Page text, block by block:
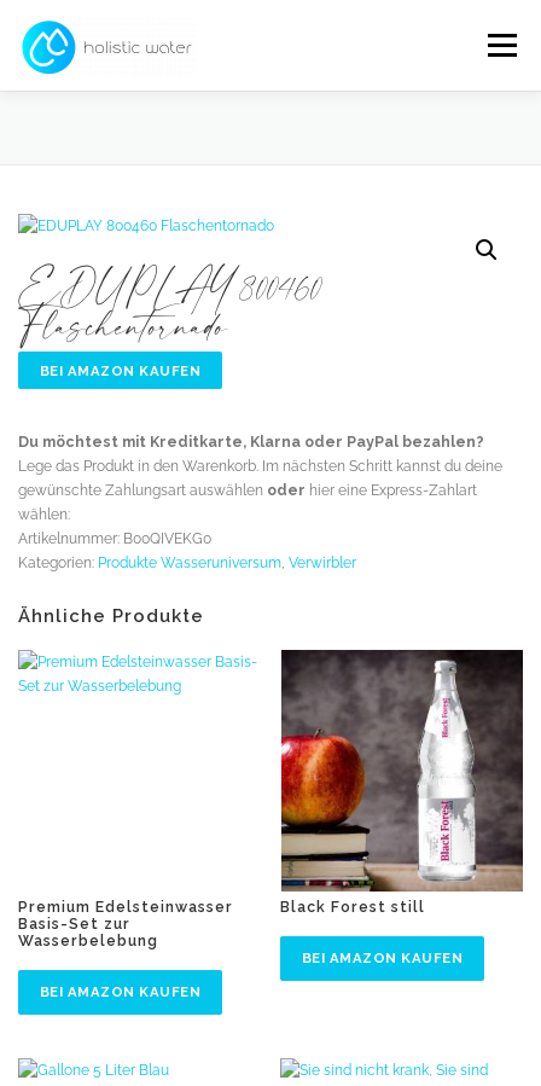
Inhalt
springen
Menü
EDUPLAY 800460
Flaschentornado
BEI AMAZON KAUFEN
Du möchtest mit Kreditkarte, Klarna oder PayPal bezahlen?
Lege das Produkt in den Warenkorb. Im nächsten Schritt kannst du deine
gewünschte Zahlungsart auswählen oder hier eine Express-Zahlart
wählen:
Artikelnummer: B00QIVEKG0
Kategorien: Produkte Wasseruniversum, Verwirbler
Ähnliche Produkte
Premium Edelsteinwasser
Basis-Set zur
Wasserbelebung
BEI AMAZON KAUFEN
Black Forest still
BEI AMAZON KAUFEN